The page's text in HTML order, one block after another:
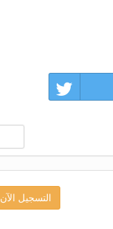
التسجيل الآن